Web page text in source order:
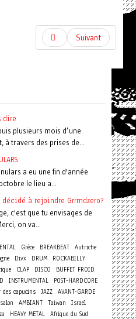
Suivant
dire
plusieurs mois d’une
travers des prises de...
a eu une fin d'année
le lieu a...
à rejoindre Grrrndzero?
c'est que tu envisages de
on va...
Grèce BREAKBEAT
Autriche
Divx DRUM
ROCKABILLY
CLAP DISCO
BUFFET FROID
INSTRUMENTAL
POST-HARDCORE
des capucins JAZZ
AVANT-GARDE
AMBIANT Taiwan
Israel
HEAVY METAL
Afrique du Sud